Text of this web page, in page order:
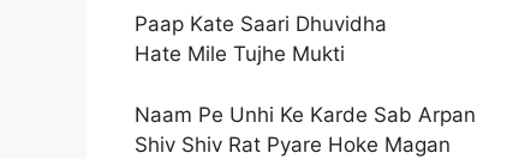
Paap Kate Saari Dhuvidha
Hate Mile Tujhe Mukti
Naam Pe Unhi Ke Karde Sab Arpan
Shiv Shiv Rat Pyare Hoke Magan